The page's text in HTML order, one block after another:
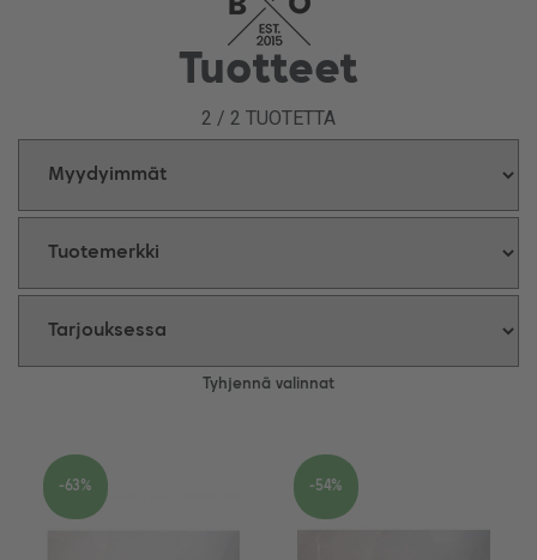
BAOShop toimittaa tuotteet vaikka suoraan kotiovellesi edullisesti,
nopeasti ja turvallisesti! Käytössäsi laaja valikoima maksutapoja,
toimituskulu vain 4,90 € ja yli 69 € tilaukset ilman toimituskuluja.
Tuotteet
2 / 2 TUOTETTA
Tyhjennä valinnat
-63% -54%